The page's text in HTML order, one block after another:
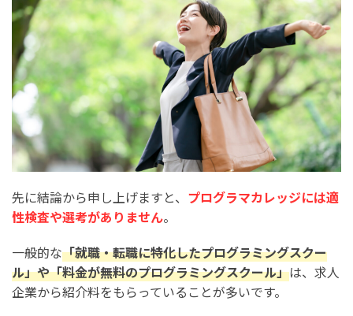
先に結論から申し上げますと、 プログラマカレッジには適
性検査や選考がありません。
一般的な「就職・転職に特化したプログラミングスクー
ル」や「料金が無料のプログラミングスクール」は、求人
企業から紹介料をもらっていることが多いです。